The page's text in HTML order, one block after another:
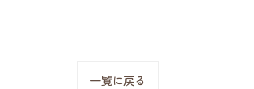
一覧に戻る